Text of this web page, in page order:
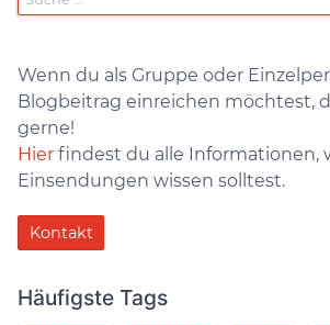
Wenn du als Gruppe oder
Blogbeitrag einreichen möchtest,
gerne!
Hier findest du alle Informationen,
Einsendungen wissen solltest.
Kontakt
Häufigste Tags